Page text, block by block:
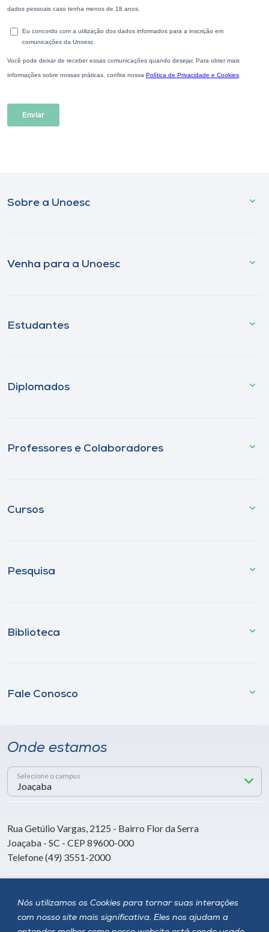
Nós utilizamos os Cookies para tornar suas interações
com nosso site mais significativa. Eles nos ajudam a
Sobre a Unoesc
Venha para a Unoesc
Estudantes
Diplomados
Professores e Colaboradores
Cursos
Pesquisa
Biblioteca
Fale Conosco
Onde estamos
Selecione o campus
Rua Getúlio Vargas, 2125 - Bairro Flor da Serra
Joaçaba - SC - CEP 89600-000
Telefone (49) 3551-2000
Siga a Unoesc